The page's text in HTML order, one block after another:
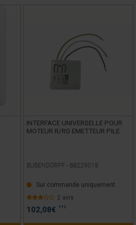
INTERFACE UNIVERSELLE POUR
MOTEUR R/RG EMETTEUR PILE
BUBENDORFF - BB229018
Sur commande uniquement
2 avis
102,08€ TTC